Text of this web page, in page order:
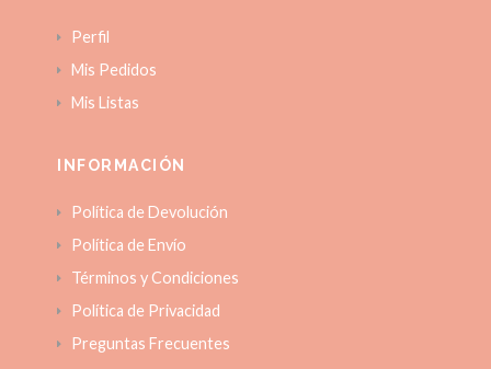
Perfil
Mis Pedidos
Mis Listas
INFORMACIÓN
Política de Devolución
Política de Envío
Términos y Condiciones
Política de Privacidad
Preguntas Frecuentes